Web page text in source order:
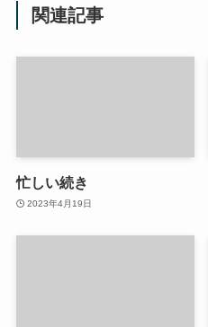
関連記事
忙しい続き
2023年4月19日